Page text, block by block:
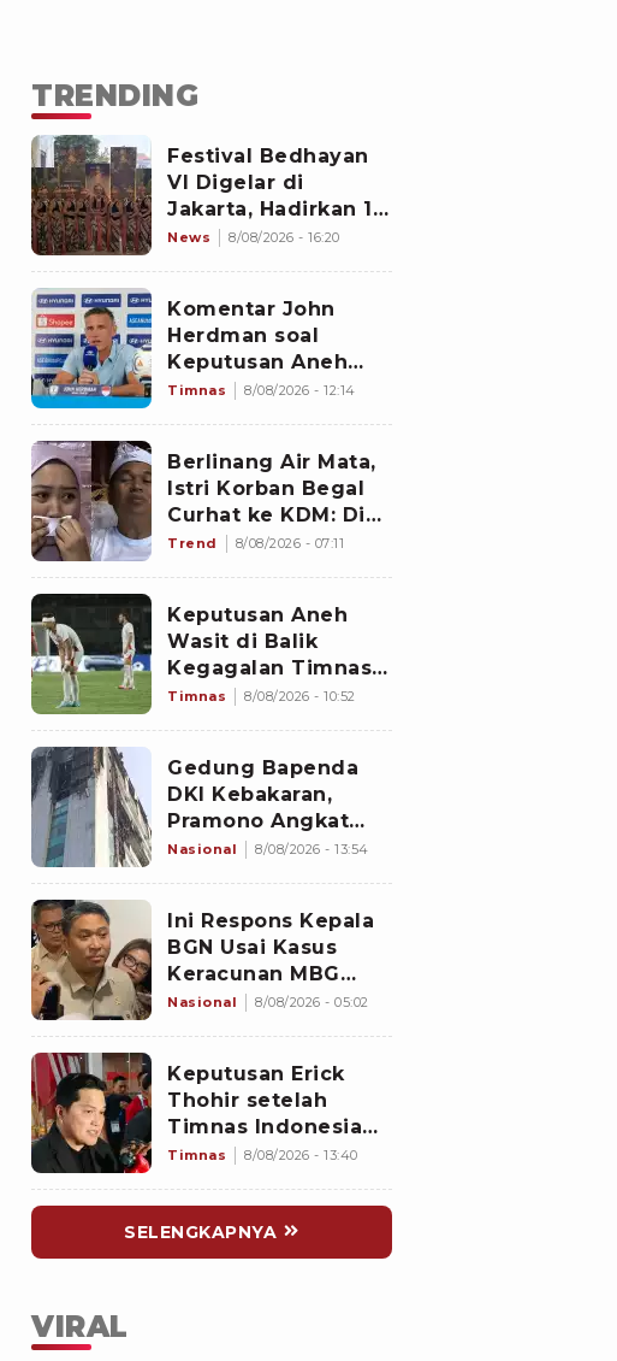
TRENDING
Festival Bedhayan
VI Digelar di
Jakarta, Hadirkan 16
Kelompok Tari dari
News 8/08/2026 - 16:20
Komentar John
Herdman soal
Keputusan Aneh
Wasit Laga Timnas
AFF 2026: Percuma
Bahas Itu
Timnas 8/08/2026 - 12:14
Berlinang Air Mata,
Istri Korban Begal
Curhat ke KDM: Dia
Abis Shalat Tahajud
Trend 8/08/2026 - 07:11
Keputusan Aneh
Wasit di Balik
Kegagalan Timnas
Indonesia Lolos
Singapura dan
Rugikan Garuda
Timnas 8/08/2026 - 10:52
Gedung Bapenda
DKI Kebakaran,
Pramono Angkat
Bicara soal Nasib
Nasional 8/08/2026 - 13:54
Ini Respons Kepala
BGN Usai Kasus
Keracunan MBG
Kembali Terjadi
Nasional 8/08/2026 - 05:02
Keputusan Erick
Thohir setelah
Timnas Indonesia
Gagal Lolos
2026: Skuad John
Herdman Dievaluasi
Timnas 8/08/2026 - 13:40
SELENGKAPNYA
VIRAL